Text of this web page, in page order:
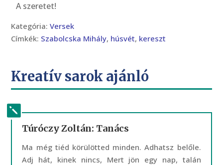
A szeretet!
Kategória:Versek
Címkék: Szabolcska Mihály, húsvét, kereszt
Kreatív sarok ajánló
Túróczy Zoltán: Tanács
Ma még tiéd körülötted minden. Adhatsz belőle.
Adj hát, kinek nincs, Mert jön egy nap, talán